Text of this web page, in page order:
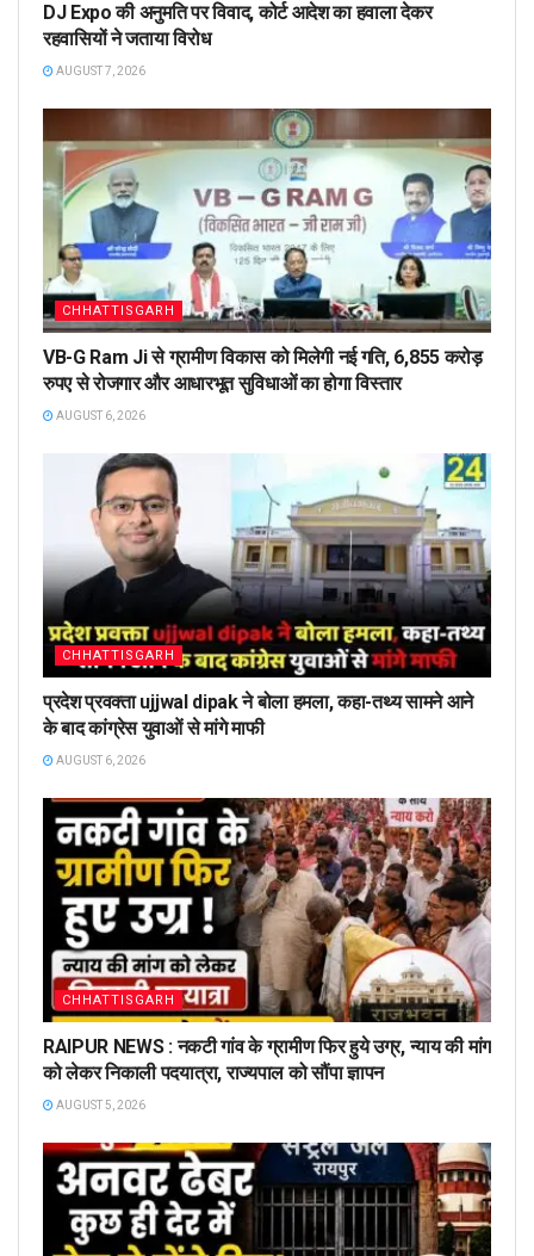
DJ Expo की अनुमति पर विवाद, कोर्ट आदेश का हवाला देकर
रहवासियों ने जताया विरोध
AUGUST 7, 2026
CHHATTISGARH
VB-G Ram Ji से ग्रामीण विकास को मिलेगी नई गति, 6,855 करोड़
रुपए से रोजगार और आधारभूत सुविधाओं का होगा विस्तार
AUGUST 6, 2026
CHHATTISGARH
प्रदेश प्रवक्ता ujjwal dipak ने बोला हमला, कहा-तथ्य सामने आने
के बाद कांग्रेस युवाओं से मांगे माफी
AUGUST 6, 2026
CHHATTISGARH
RAIPUR NEWS : नकटी गांव के ग्रामीण फिर हुये उग्र, न्याय की मांग
को लेकर निकाली पदयात्रा, राज्यपाल को सौंपा ज्ञापन
AUGUST 5, 2026